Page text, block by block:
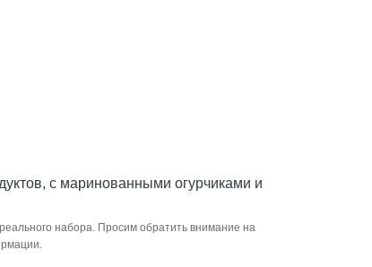
с маринованными огурчиками и
набора. Просим обратить внимание на